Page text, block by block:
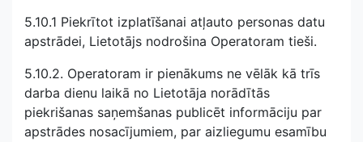
5.10.1 Piekrītot izplatīšanai atļauto personas datu
apstrādei, Lietotājs nodrošina Operatoram tieši.
5.10.2. Operatoram ir pienākums ne vēlāk kā trīs
darba dienu laikā no Lietotāja norādītās
piekrišanas saņemšanas publicēt informāciju par
apstrādes nosacījumiem, par aizliegumu esamību